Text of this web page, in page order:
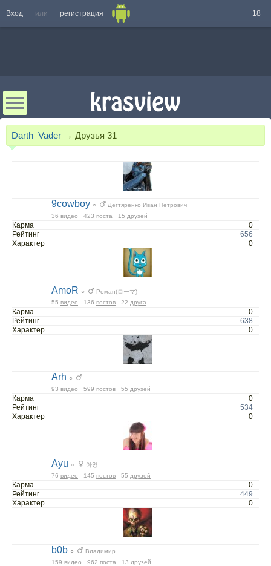
Вход или регистрация 18+
Darth_Vader → Друзья 31
9cowboy ○
Дегтяренко Иван Петрович
36 видео 423 поста 15 друзей
Карма
0
Рейтинг
656
Характер
0
AmoR ○
Роман(ローマ)
55 видео 136 постов 22 друга
Карма
0
Рейтинг
638
Характер
0
Arh ○
93 видео 599 постов 55 друзей
Карма
0
Рейтинг
534
Характер
0
Ayu ○
아영
76 видео 145 постов 55 друзей
Карма
0
Рейтинг
449
Характер
0
b0b ○
Владимир
159 видео 962 поста 13 друзей